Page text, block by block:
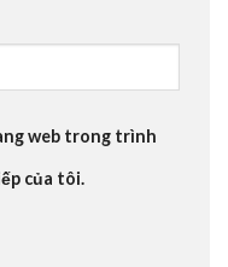
web trong trình
của tôi.